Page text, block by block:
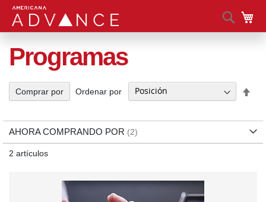
Buscar
Programas
2 artículos
Ordenar por
Comprar por
AHORA COMPRANDO POR